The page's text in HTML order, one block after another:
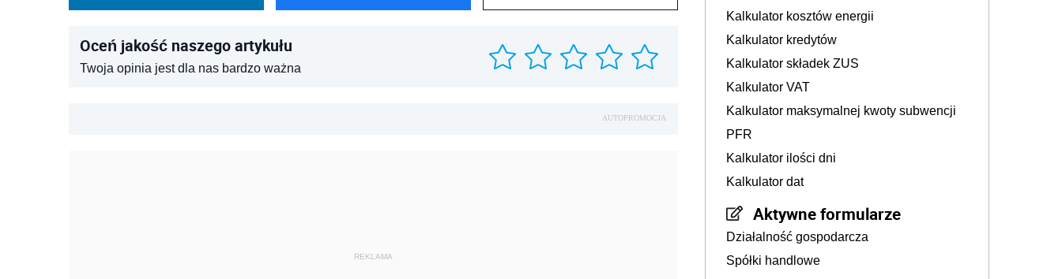
Oceń jakość naszego artykułu
Twoja opinia jest dla nas bardzo ważna
AUTOPROMOCJA
REKLAMA
Kalkulator kosztów energii
Kalkulator kredytów
Kalkulator składek ZUS
Kalkulator VAT
Kalkulator maksymalnej kwoty subwencji
PFR
Kalkulator ilości dni
Kalkulator dat
Aktywne formularze
Działalność gospodarcza
Spółki handlowe